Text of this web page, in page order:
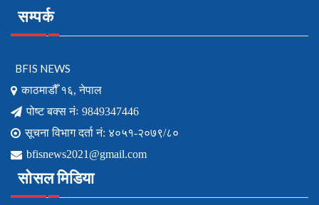
सम्पर्क
BFIS NEWS
काठमाडौँ १६, नेपाल
पोष्ट बक्स नंः 9849347446
सूचना विभाग दर्ता नं: ४०५१-२०७९/८०
bfisnews2021@gmail.com
सोसल मिडिया